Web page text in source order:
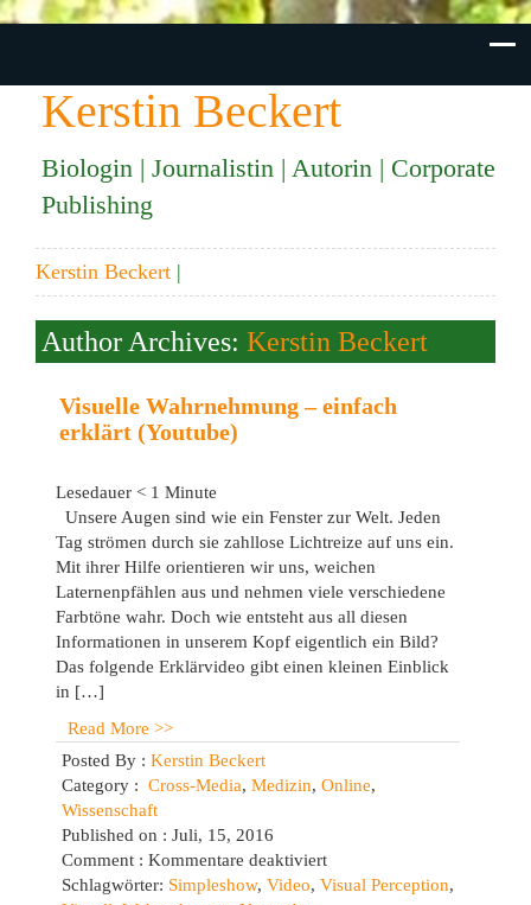
Kerstin Beckert
Biologin | Journalistin | Autorin | Corporate
Publishing
Kerstin Beckert |
Author Archives: Kerstin Beckert
Visuelle Wahrnehmung – einfach
erklärt (Youtube)
Lesedauer < 1 Minute
Unsere Augen sind wie ein Fenster zur Welt. Jeden
Tag strömen durch sie zahllose Lichtreize auf uns ein.
Mit ihrer Hilfe orientieren wir uns, weichen
Laternenpfählen aus und nehmen viele verschiedene
Farbtöne wahr. Doch wie entsteht aus all diesen
Informationen in unserem Kopf eigentlich ein Bild?
Das folgende Erklärvideo gibt einen kleinen Einblick
in […]
Read More >>
Posted By : Kerstin Beckert
Category : Cross-Media, Medizin, Online,
Wissenschaft
Published on : Juli, 15, 2016
Comment : Kommentare deaktiviertfür
Visuelle
Schlagwörter: Simpleshow, Video, Visual Perception,